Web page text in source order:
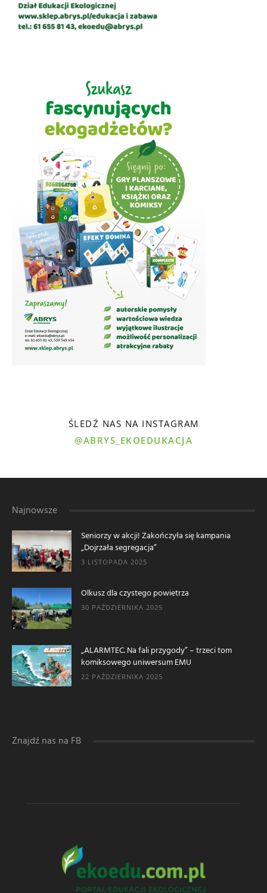
ŚLEDŹ NAS NA INSTAGRAM
@ABRYS_EKOEDUKACJA
Najnowsze
Seniorzy w akcji! Zakończyła się kampania
„Dojrzała segregacja”
3 LISTOPADA 2025
Olkusz dla czystego powietrza
30 PAŹDZIERNIKA 2025
„ALARMTEC. Na fali przygody” – trzeci tom
komiksowego uniwersum EMU
22 PAŹDZIERNIKA 2025
Znajdź nas na FB